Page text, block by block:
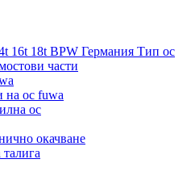
16t 18t BPW Германия Тип ос
части
на ос fuwa
ос
окачване
талига